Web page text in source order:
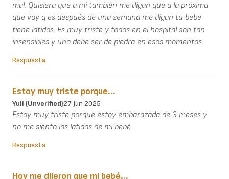
mal. Quisiera que a mi también me digan que a la próxima
que voy q es después de una semana me digan tu bebe
tiene latidos. Es muy triste y todos en el hospital son tan
insensibles y uno debe ser de piedra en esos momentos.
Respuesta
Estoy muy triste porque…
Yuli (unverified)27 Jun 2025
Estoy muy triste porque estoy embarazada de 3 meses y
no me siento los latidos de mi bebé
Respuesta
Hoy me dijeron que mi bebé…